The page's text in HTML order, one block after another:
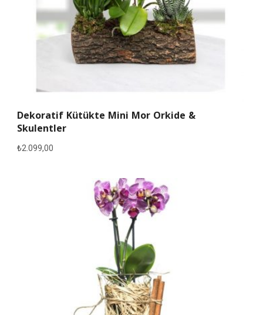
Dekoratif Kütükte Mini Mor Orkide &
Skulentler
₺2.099,00